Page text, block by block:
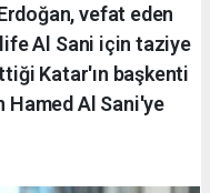
vefat eden
Al Sani için taziye
Katar'ın başkenti
Hamed Al Sani'ye